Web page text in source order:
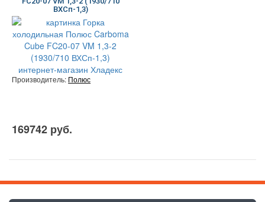
ВХСп-1,3)
Производитель: Полюс
169742 руб.